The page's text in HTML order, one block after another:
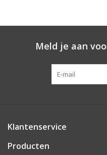
Meld je aan
Klantenservice
Producten